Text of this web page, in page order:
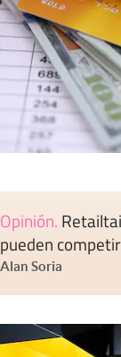
Opinión.
pueden
Alan Soria